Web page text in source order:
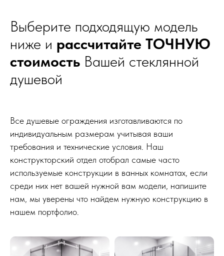
Выберите подходящую модель
ниже и рассчитайте ТОЧНУЮ
стоимость Вашей стеклянной
душевой
Все душевые ограждения изготавливаются по
индивидуальным размерам учитывая ваши
требования и технические условия. Наш
конструкторский отдел отобрал самые часто
используемые конструкции в ванных комнатах, если
среди них нет вашей нужной вам модели, напишите
нам, мы уверены что найдем нужную конструкцию в
нашем портфолио.